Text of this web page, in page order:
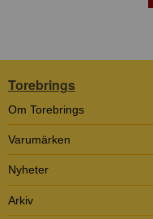
Torebrings
Om Torebrings
Varumärken
Nyheter
Arkiv